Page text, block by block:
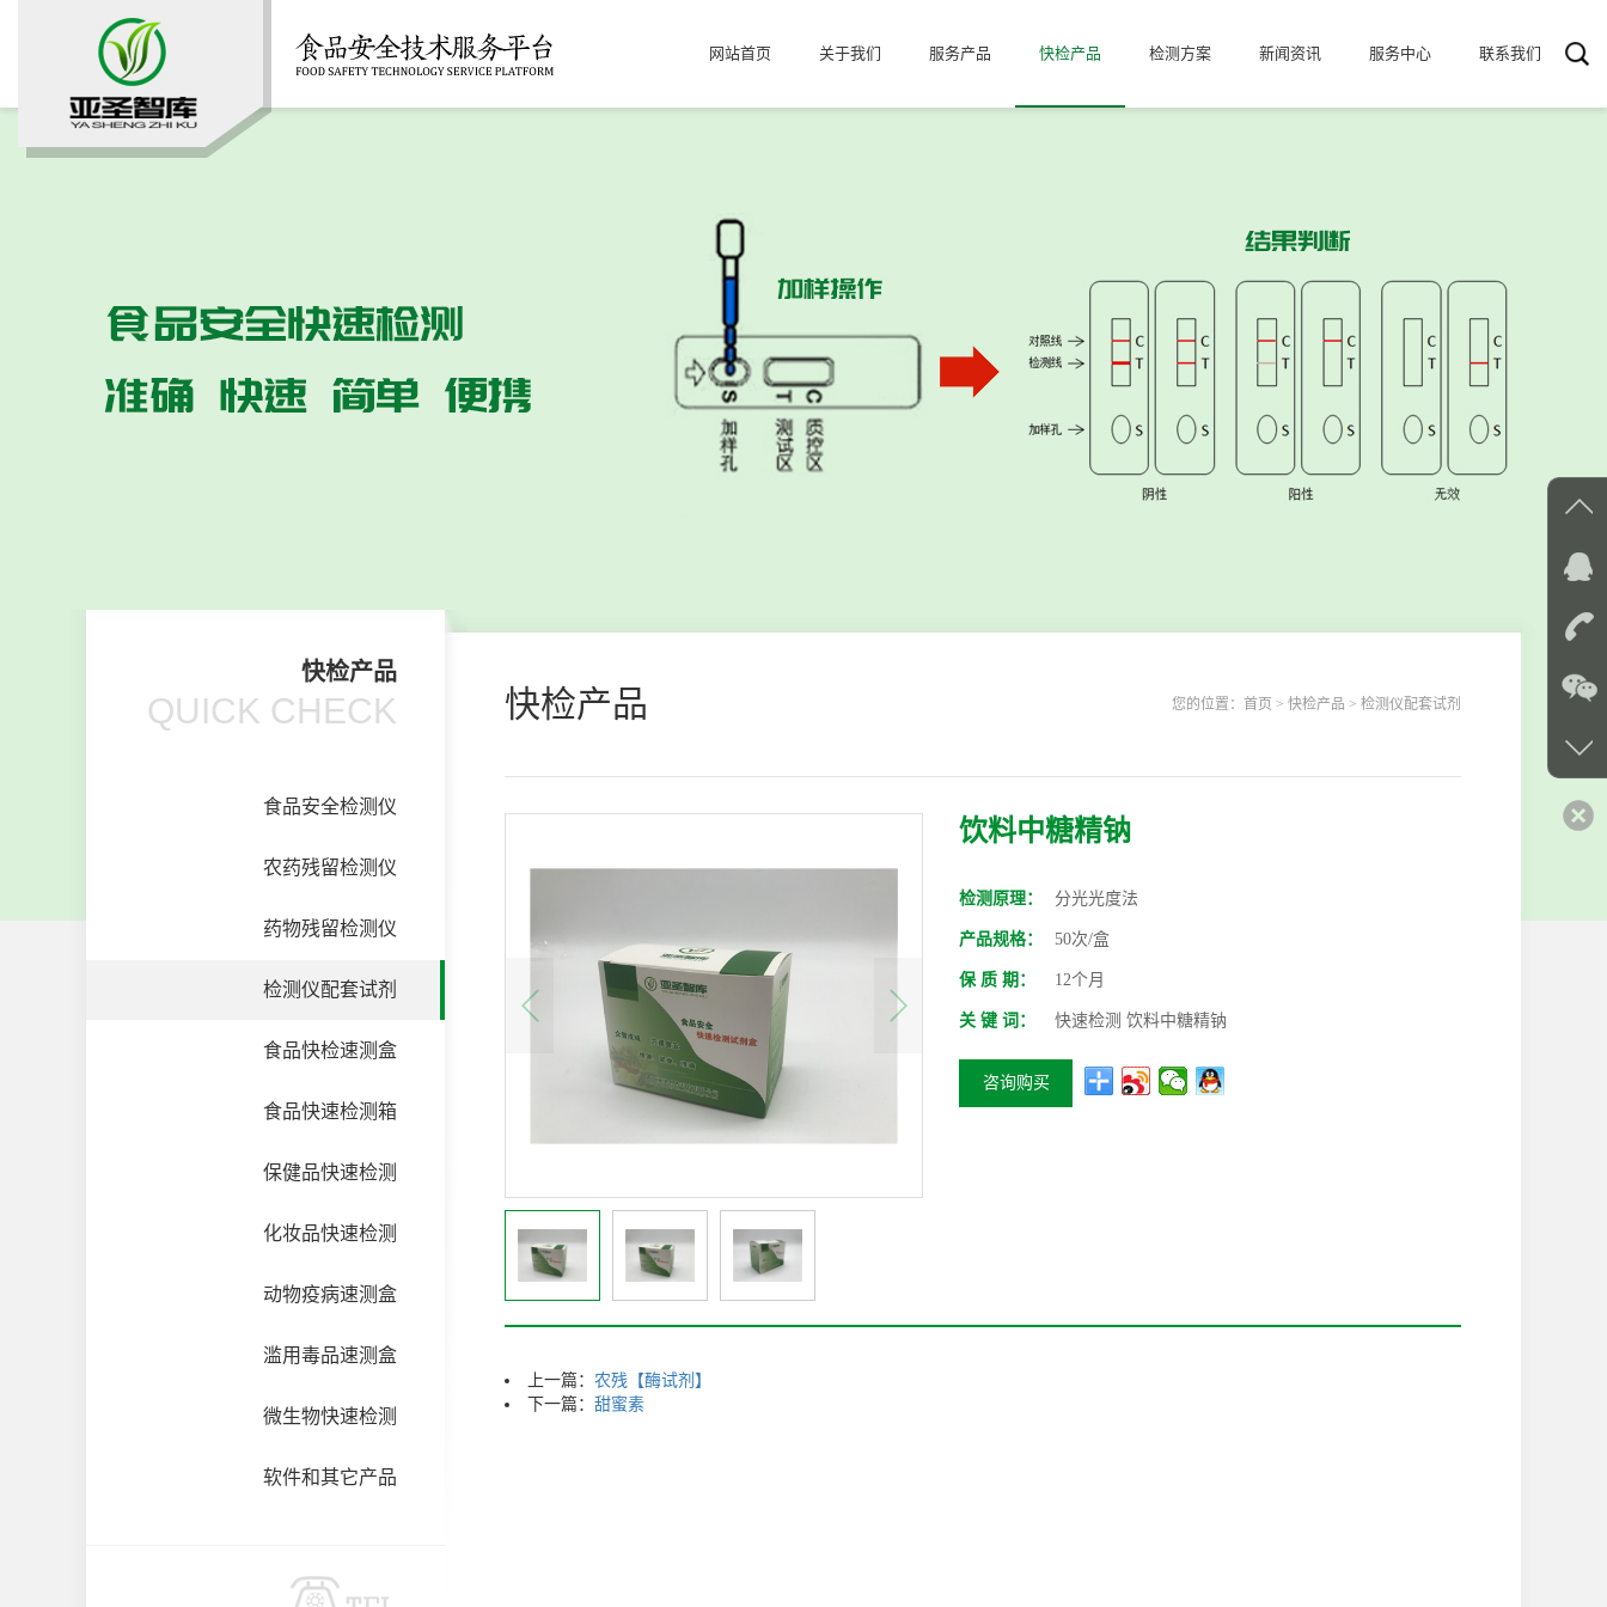
网站首页 关于我们 服务产品 快检产品 检测方案 新闻资讯 服务中心 联系我们
快检产品
QUICK CHECK
食品安全检测仪
农药残留检测仪
药物残留检测仪
检测仪配套试剂
食品快检速测盒
食品快速检测箱
保健品快速检测
化妆品快速检测
动物疫病速测盒
滥用毒品速测盒
微生物快速检测
软件和其它产品
快检产品 您的位置： 首页 > 快检产品 > 检测仪配套试剂
饮料中糖精钠
检测原理： 分光光度法
产品规格： 50次/盒
保 质 期： 12个月
关 键 词： 快速检测 饮料中糖精钠
咨询购买
上一篇： 农残【酶试剂】
下一篇： 甜蜜素